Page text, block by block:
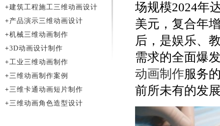
场规模2024年
美元，复合年
后，是娱乐、
需求的全面爆
动画制作服务
前所未有的发
+建筑工程施工三维动画设计
+产品演示三维动画设计
+机械三维动画制作
+3D动画设计制作
+工业三维动画制作
+三维动画制作案例
+三维卡通动画短片制作
+三维动画角色造型设计